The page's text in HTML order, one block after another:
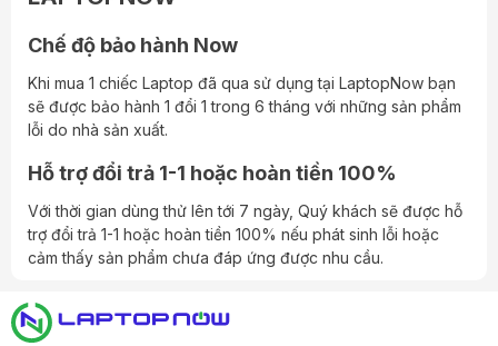
Chế độ bảo hành Now
Khi mua 1 chiếc Laptop đã qua sử dụng tại LaptopNow bạn
sẽ được bảo hành 1 đổi 1 trong 6 tháng với những sản phẩm
lỗi do nhà sản xuất.
Hỗ trợ đổi trả 1-1 hoặc hoàn tiền 100%
Với thời gian dùng thử lên tới 7 ngày, Quý khách sẽ được hỗ
trợ đổi trả 1-1 hoặc hoàn tiền 100% nếu phát sinh lỗi hoặc
cảm thấy sản phẩm chưa đáp ứng được nhu cầu.